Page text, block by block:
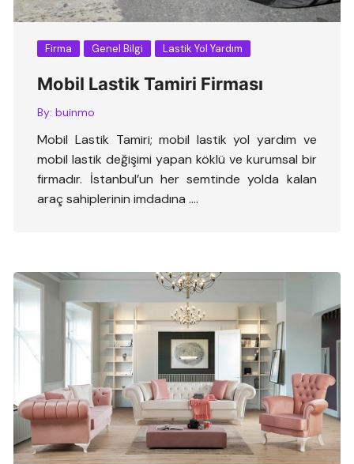
Firma Genel Bilgi Lastik Yol Yardım
Mobil Lastik Tamiri Firması
By: buinmo
Mobil Lastik Tamiri; mobil lastik yol yardım ve
mobil lastik değişimi yapan köklü ve kurumsal bir
firmadır. İstanbul’un her semtinde yolda kalan
araç sahiplerinin imdadına ….